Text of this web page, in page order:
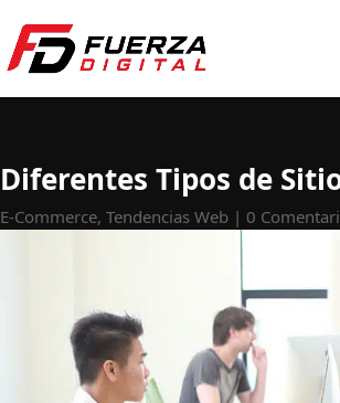
Diferentes Tipos de
E-Commerce,Tendencias Web | 0